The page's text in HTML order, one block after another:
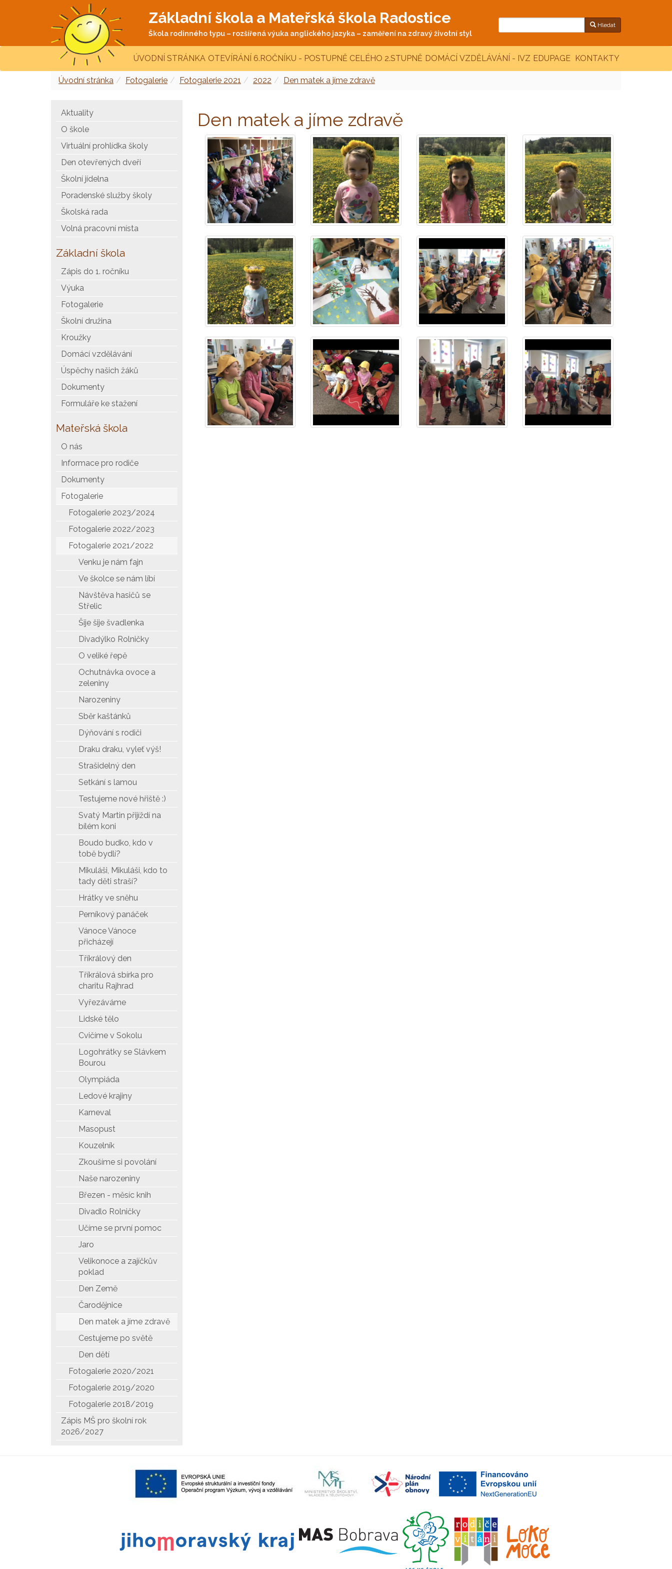
Základní škola a Mateřská škola Radostice
Škola rodinného typu – rozšířená výuka anglického jazyka – zaměření na zdravý životní styl
Hledat
ÚVODNÍ STRÁNKA OTEVÍRÁNÍ 6.ROČNÍKU - POSTUPNĚ CELÉHO 2.STUPNĚ DOMÁCÍ VZDĚLÁVÁNÍ - IVZ EDUPAGE KONTAKTY
Úvodní stránka Fotogalerie Fotogalerie 2021 2022 Den matek a jíme zdravě
Aktuality
O škole
Virtuální prohlídka školy
Den otevřených dveří
Školní jídelna
Poradenské služby školy
Školská rada
Volná pracovní místa
Základní škola
Zápis do 1. ročníku
Výuka
Fotogalerie
Školní družina
Kroužky
Domácí vzdělávání
Úspěchy našich žáků
Dokumenty
Formuláře ke stažení
Mateřská škola
O nás
Informace pro rodiče
Dokumenty
Fotogalerie
Fotogalerie 2023/2024
Fotogalerie 2022/2023
Fotogalerie 2021/2022
Venku je nám fajn
Ve školce se nám líbí
Návštěva hasičů se
Střelic
Šije šije švadlenka
Divadýlko Rolničky
O veliké řepě
Ochutnávka ovoce a
zeleniny
Narozeniny
Sběr kaštánků
Dýňování s rodiči
Draku draku, vyleť výš!
Strašidelný den
Setkání s lamou
Testujeme nové hřiště :)
Svatý Martin přijíždí na
bílém koni
Boudo budko, kdo v
tobě bydlí?
Mikuláši, Mikuláši, kdo to
tady děti straší?
Hrátky ve sněhu
Perníkový panáček
Vánoce Vánoce
přicházejí
Tříkrálový den
Tříkrálová sbírka pro
charitu Rajhrad
Vyřezáváme
Lidské tělo
Cvičíme v Sokolu
Logohrátky se Slávkem
Bourou
Olympiáda
Ledové krajiny
Karneval
Masopust
Kouzelník
Zkoušíme si povolání
Naše narozeniny
Březen - měsíc knih
Divadlo Rolničky
Učíme se první pomoc
Jaro
Velikonoce a zajíčkův
poklad
Den Země
Čarodějnice
Den matek a jíme zdravě
Cestujeme po světě
Den dětí
Fotogalerie 2020/2021
Fotogalerie 2019/2020
Fotogalerie 2018/2019
Zápis MŠ pro školní rok
2026/2027
Den matek a jíme zdravě